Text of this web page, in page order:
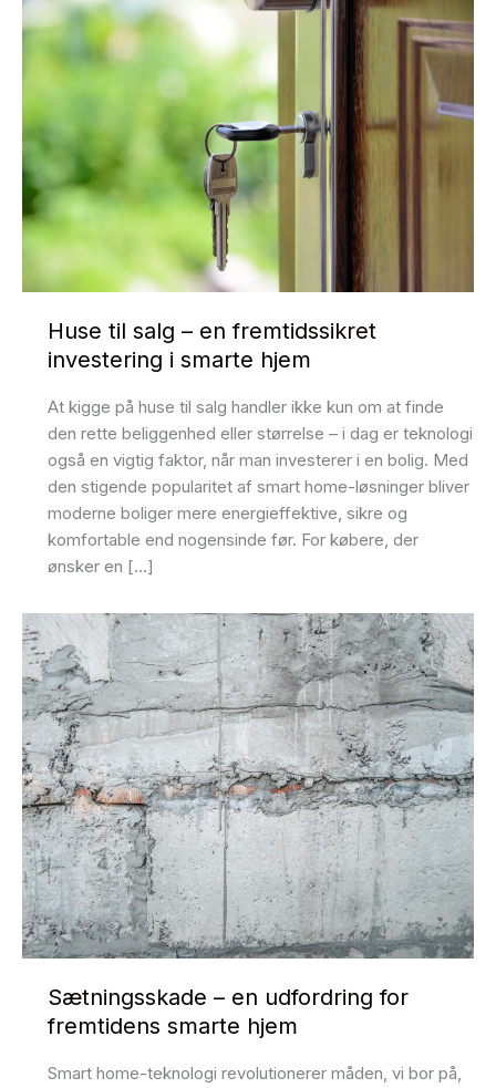
Huse til salg – en fremtidssikret
investering i smarte hjem
At kigge på huse til salg handler ikke kun om at finde
den rette beliggenhed eller størrelse – i dag er teknologi
også en vigtig faktor, når man investerer i en bolig. Med
den stigende popularitet af smart home-løsninger bliver
moderne boliger mere energieffektive, sikre og
komfortable end nogensinde før. For købere, der
ønsker en […]
Sætningsskade – en udfordring for
fremtidens smarte hjem
Smart home-teknologi revolutionerer måden, vi bor på,